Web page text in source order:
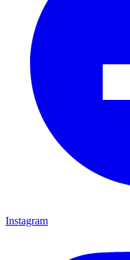
Instagram